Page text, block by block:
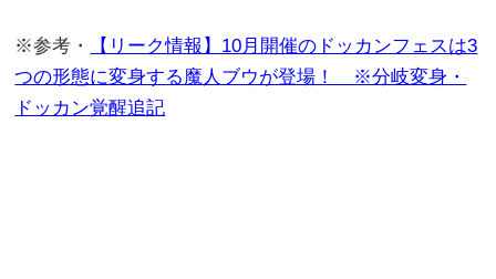
※参考・
【リーク情報】10月開催のドッカンフェスは3
つの形態に変身する魔人ブウが登場！ ※分岐変身・
ドッカン覚醒追記